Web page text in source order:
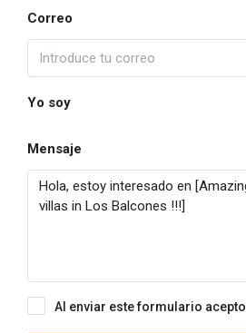
Correo
Yo soy
Mensaje
Al enviar este formulario acepto